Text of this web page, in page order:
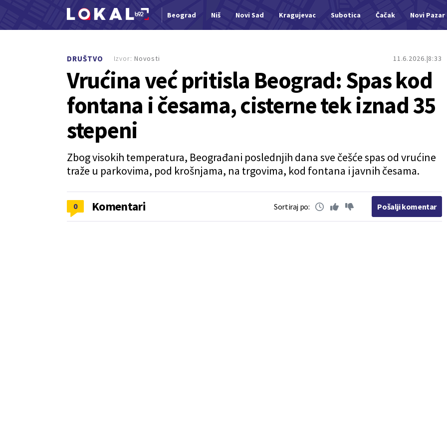
Beograd Niš Novi Sad Kragujevac Subotica Čačak Novi Pazar
DRUŠTVO 11.6.2026. 8:33
Vrućina već pritisla Beograd: Spas kod
fontana i česama, cisterne tek iznad 35
stepeni
Zbog visokih temperatura, Beograđani poslednjih dana sve češće spas od vrućine
traže u parkovima, pod krošnjama, na trgovima, kod fontana i javnih česama.
Izvor: Novosti
0 Komentari Sortiraj po: Pošalji komentar